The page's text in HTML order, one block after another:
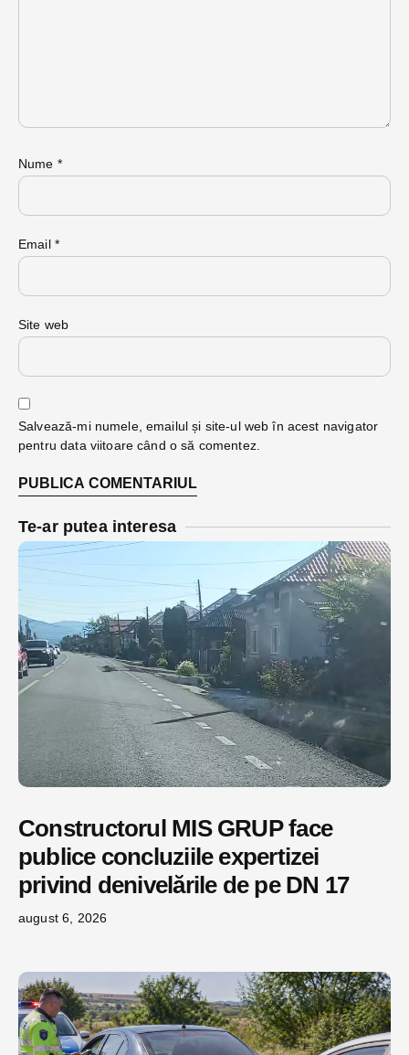
Nume *
Email *
Site web
Salvează-mi numele, emailul și site-ul web în acest navigator
pentru data viitoare când o să comentez.
Te-ar putea interesa
Constructorul MIS GRUP face
publice concluziile expertizei
privind denivelările de pe DN 17
august 6, 2026